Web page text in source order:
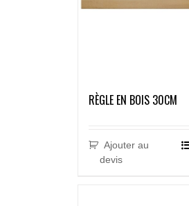
RÈGLE EN BOIS 30CM
Ajouter au
devis